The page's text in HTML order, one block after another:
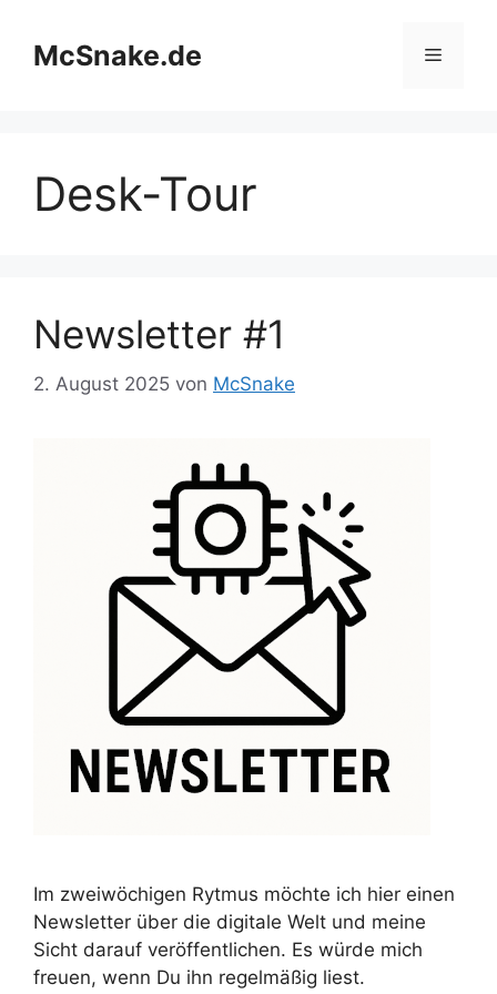
Inhalt
springenMcSnake.de Menü
Desk-Tour
Newsletter #1
2. August 2025 von McSnake
Im zweiwöchigen Rytmus möchte ich hier einen
Newsletter über die digitale Welt und meine
Sicht darauf veröffentlichen. Es würde mich
freuen, wenn Du ihn regelmäßig liest.